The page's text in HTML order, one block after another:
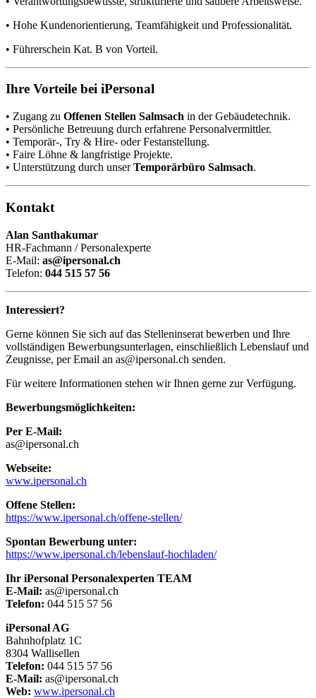
• Hohe Kundenorientierung, Teamfähigkeit und Professionalität.
• Führerschein Kat. B von Vorteil.
Ihre Vorteile bei iPersonal
• Zugang zu Offenen Stellen Salmsach in der Gebäudetechnik.
• Persönliche Betreuung durch erfahrene Personalvermittler.
• Temporär-, Try & Hire- oder Festanstellung.
• Faire Löhne & langfristige Projekte.
• Unterstützung durch unserTemporärbüro Salmsach.
Kontakt
Alan Santhakumar
HR-Fachmann / Personalexperte
E-Mail: as@ipersonal.ch
Telefon: 044 515 57 56
Interessiert?
Gerne können Sie sich auf das Stelleninserat bewerben und Ihre
vollständigen Bewerbungsunterlagen, einschließlich Lebenslauf und
Zeugnisse, per Email an as@ipersonal.ch senden.
Für weitere Informationen stehen wir Ihnen gerne zur Verfügung.
Bewerbungsmöglichkeiten:
Per E-Mail:
as@ipersonal.ch
Webseite:
www.ipersonal.ch
Offene Stellen:
https://www.ipersonal.ch/offene-stellen/
Spontan Bewerbung unter:
https://www.ipersonal.ch/lebenslauf-hochladen/
Ihr iPersonal Personalexperten TEAM
E-Mail: as@ipersonal.ch
Telefon: 044 515 57 56
iPersonal AG
Bahnhofplatz 1C
8304 Wallisellen
Telefon: 044 515 57 56
E-Mail: as@ipersonal.ch
Web: www.ipersonal.ch